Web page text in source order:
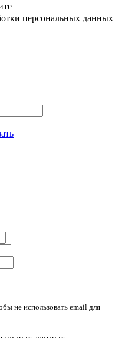
персональных данных
не использовать email для